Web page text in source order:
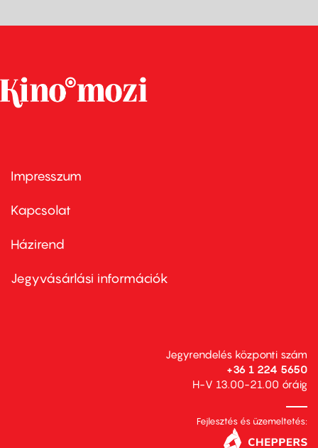
Footer
first
Impresszum
Kapcsolat
Footer
second
Házirend
Jegyvásárlási információk
Jegyrendelés központi szám
+36 1 224 5650
H-V 13.00-21.00 óráig
Fejlesztés és üzemeltetés: